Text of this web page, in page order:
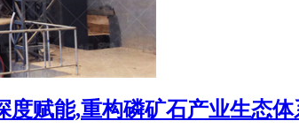
赋能,重构磷矿石产业生态体